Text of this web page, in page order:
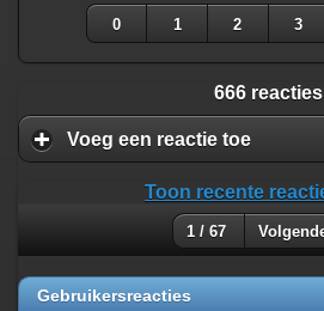
0 1 2 3
666 reacties
Voeg een reactie toe
Toon recente
1 / 67
Gebruikersreacties